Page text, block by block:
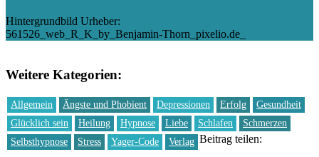
Hintergrundbild Urheber:
561526_web_R_K_by_Benjamin-Thorn_pixelio.de_
Weitere Kategorien:
Allgemein Ängste und Phobient Depressionen Erfolg
Gesundheit
Glücklich sein
Heilung Hypnose Liebe Schlafen
Schmerzen
Selbsthypnose
Stress Yager-Code Verlag Beitrag teilen: